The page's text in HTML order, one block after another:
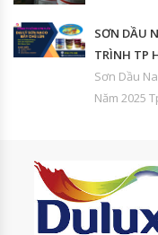
SƠN DẦU
TRÌNH TP
Sơn Dầu
Năm 2025